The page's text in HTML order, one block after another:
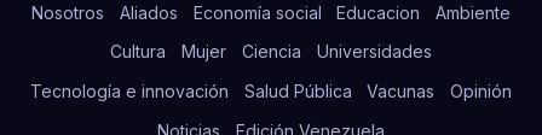
Nosotros Aliados Economía social Educacion
Ambiente
Cultura
Mujer Ciencia
Universidades
Tecnología e innovación
Salud Pública Vacunas
Opinión
Noticias
Edición Venezuela